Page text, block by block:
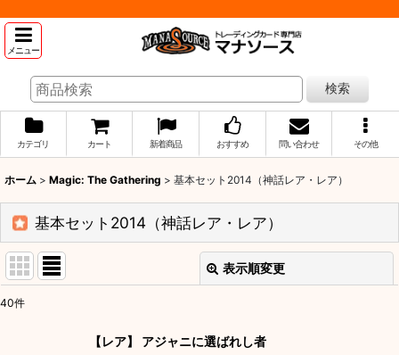
メニュー
検索
カテゴリ カート 新着商品 おすすめ 問い合わせ その他
ホーム > Magic: The Gathering > 基本セット2014（神話レア・レア）
基本セット2014（神話レア・レア）
表示順変更
40件
【レア】 アジャニに選ばれし者